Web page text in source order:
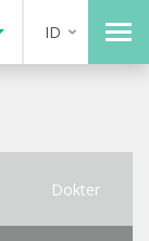
ID
Dokter